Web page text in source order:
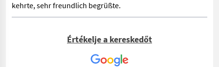
kehrte, sehr freundlich begrüßte.
Értékelje a kereskedőt